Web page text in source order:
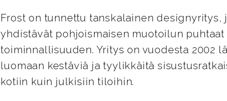
Frost on tunnettu tanskalainen designyritys,
yhdistävät pohjoismaisen muotoilun
toiminnallisuuden. Yritys on vuodesta 2002
luomaan kestäviä ja tyylikkäitä
kotiin kuin julkisiin tiloihin.